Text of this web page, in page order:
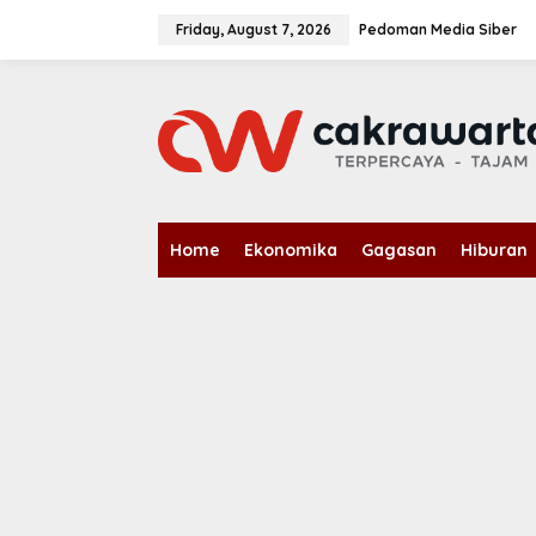
Friday, August 7, 2026 Pedoman Media Siber
Home Ekonomika Gagasan Hiburan